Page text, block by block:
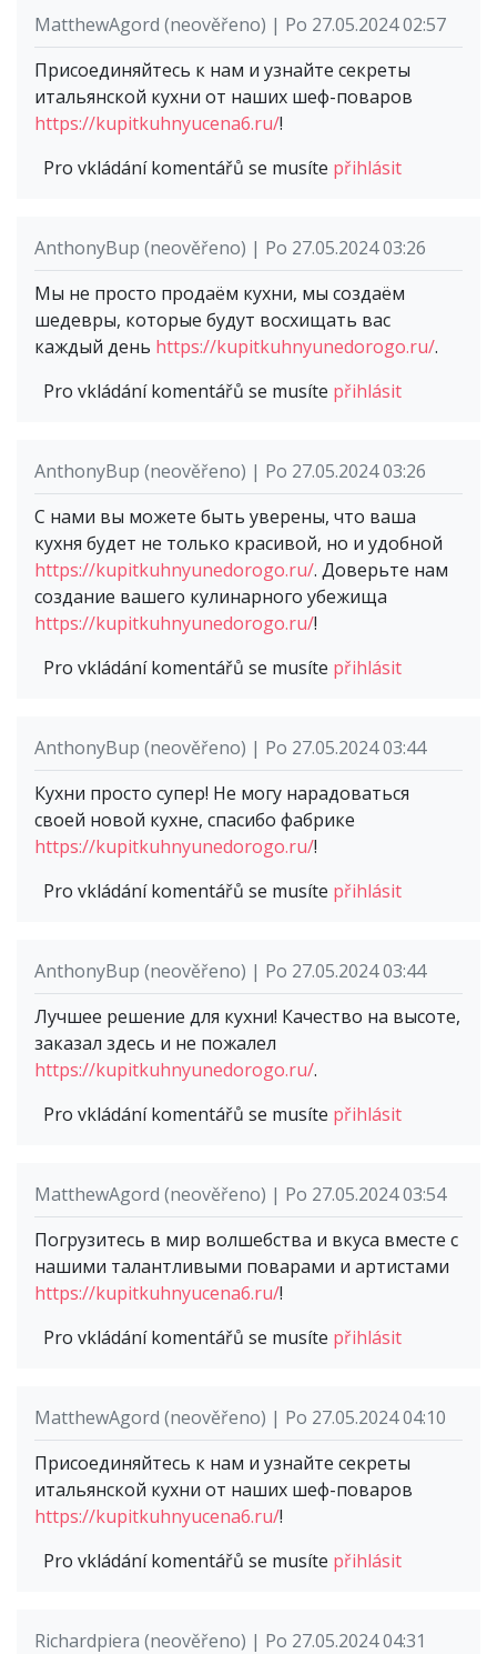
MatthewAgord (neověřeno) | Po 27.05.2024 02:57
Присоединяйтесь к нам и узнайте секреты
итальянской кухни от наших шеф-поваров
https://kupitkuhnyucena6.ru/!
Pro vkládání komentářů se musíte přihlásit
AnthonyBup (neověřeno) | Po 27.05.2024 03:26
Мы не просто продаём кухни, мы создаём
шедевры, которые будут восхищать вас
каждый день https://kupitkuhnyunedorogo.ru/.
Pro vkládání komentářů se musíte přihlásit
AnthonyBup (neověřeno) | Po 27.05.2024 03:26
С нами вы можете быть уверены, что ваша
кухня будет не только красивой, но и удобной
https://kupitkuhnyunedorogo.ru/. Доверьте нам
создание вашего кулинарного убежища
https://kupitkuhnyunedorogo.ru/!
Pro vkládání komentářů se musíte přihlásit
AnthonyBup (neověřeno) | Po 27.05.2024 03:44
Кухни просто супер! Не могу нарадоваться
своей новой кухне, спасибо фабрике
https://kupitkuhnyunedorogo.ru/!
Pro vkládání komentářů se musíte přihlásit
AnthonyBup (neověřeno) | Po 27.05.2024 03:44
Лучшее решение для кухни! Качество на высоте,
заказал здесь и не пожалел
https://kupitkuhnyunedorogo.ru/.
Pro vkládání komentářů se musíte přihlásit
MatthewAgord (neověřeno) | Po 27.05.2024 03:54
Погрузитесь в мир волшебства и вкуса вместе с
нашими талантливыми поварами и артистами
https://kupitkuhnyucena6.ru/!
Pro vkládání komentářů se musíte přihlásit
MatthewAgord (neověřeno) | Po 27.05.2024 04:10
Присоединяйтесь к нам и узнайте секреты
итальянской кухни от наших шеф-поваров
https://kupitkuhnyucena6.ru/!
Pro vkládání komentářů se musíte přihlásit
Richardpiera (neověřeno) | Po 27.05.2024 04:31